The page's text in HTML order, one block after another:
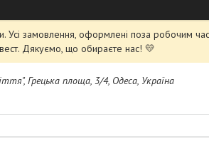
Усі замовлення, оформлені поза робочим
Дякуємо, що обираєте нас! 💛
Грецька площа, 3/4, Одеса, Україна